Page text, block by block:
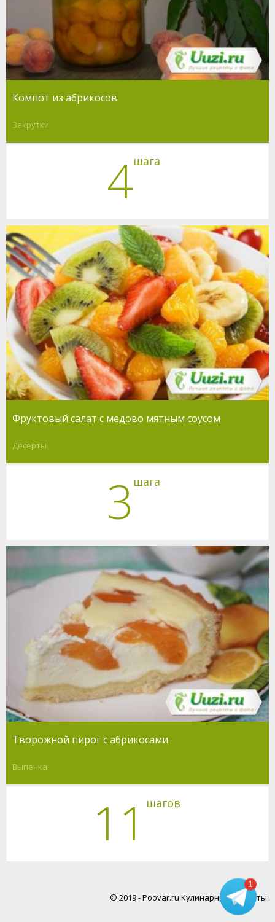
Компот из абрикосов
Закрутки
4шага
Фруктовый салат с медово мятным соусом
Десерты
3 шага
Творожной пирог с абрикосами
Выпечка
11 шагов
© 2019 - Poovar.ru Кулинарные рецепты.
1